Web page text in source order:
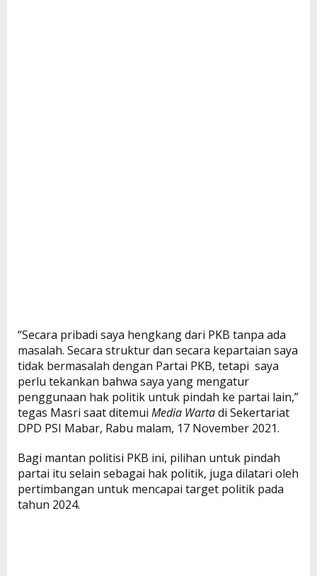
“Secara pribadi saya hengkang dari PKB tanpa ada
masalah. Secara struktur dan secara kepartaian saya
tidak bermasalah dengan Partai PKB, tetapi saya
perlu tekankan bahwa saya yang mengatur
penggunaan hak politik untuk pindah ke partai lain,”
tegas Masri saat ditemui Media Wartadi Sekertariat
DPD PSI Mabar, Rabu malam, 17 November 2021.
Bagi mantan politisi PKB ini, pilihan untuk pindah
partai itu selain sebagai hak politik, juga dilatari oleh
pertimbangan untuk mencapai target politik pada
tahun 2024.